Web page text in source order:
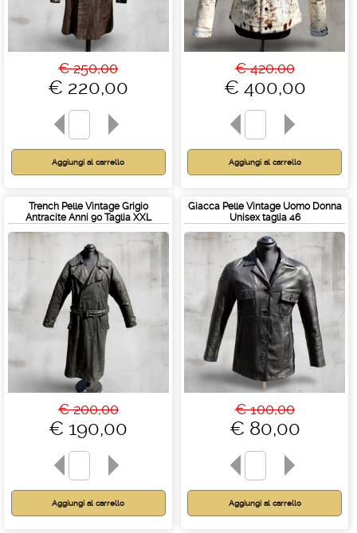
€ 250,00
€ 220,00
€ 420,00
€ 400,00
Trench Pelle Vintage Grigio
Antracite Anni 90 Taglia XXL
€ 200,00
€ 190,00
Giacca Pelle Vintage Uomo Donna
Unisex taglia 46
€ 100,00
€ 80,00